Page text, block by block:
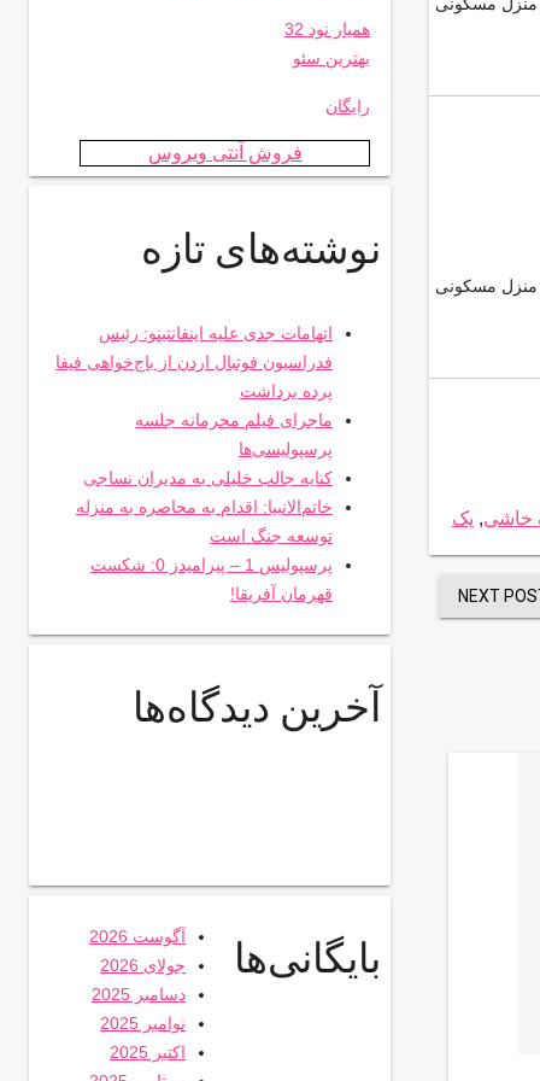
منزل مسکونی
خاشی, یک
NEXT
همیار نود 32
بهترین سئو
رایگان
فروش آنتی ویروس
نوشته‌های تازه
اتهامات جدی علیه اینفانتینو: رئیس
فدراسیون فوتبال اردن از باج‌خواهی فیفا
پرده برداشت
ماجرای فیلم محرمانه جلسه
پرسپولیسی‌ها
کنایه جالب خلیلی به مدیران نساجی
خاتم‌الانبیا: اقدام به محاصره به منزله
توسعه جنگ است
پرسپولیس 1 – پیرامیدز 0: شکست
قهرمان آفریقا!
آخرین دیدگاه‌ها
بایگانی‌ها
آگوست 2026
جولای 2026
دسامبر 2025
نوامبر 2025
اکتبر 2025